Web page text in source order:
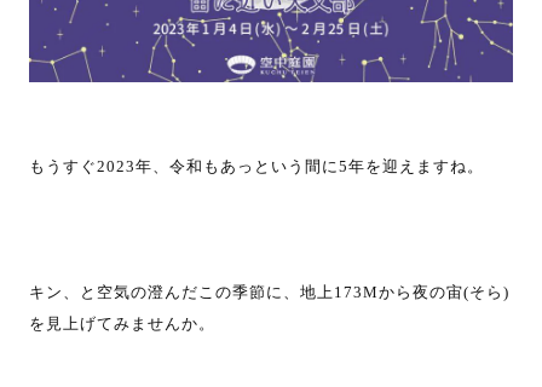
もうすぐ2023年、令和もあっという間に5年を迎えますね。
キン、と空気の澄んだこの季節に、地上173Mから夜の宙(そら)
を見上げてみませんか。